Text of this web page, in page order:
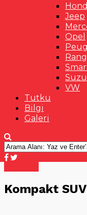
Jeep
Opel
VW
Tutku
Bilgi
Galeri
Kompakt